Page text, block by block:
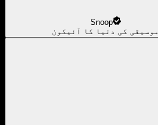
Snoop
موسیقی کی دنیا کا آئیکون